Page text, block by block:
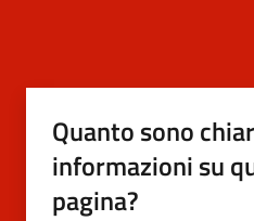
Quanto sono
informazioni su
pagina?